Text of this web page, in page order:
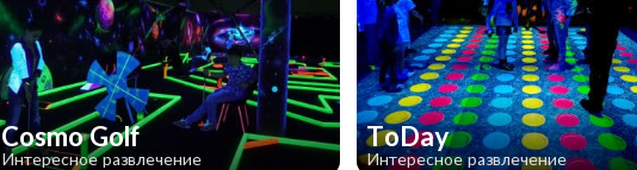
Cosmo Golf
Интересное развлечение
ToDay
Интересное развлечение